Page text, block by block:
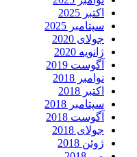
اکتبر 2025
سپتامبر 2025
جولای 2020
ژانویه 2020
آگوست 2019
نوامبر 2018
اکتبر 2018
سپتامبر 2018
آگوست 2018
جولای 2018
ژوئن 2018